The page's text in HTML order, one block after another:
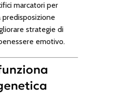
marcatori per
strategie di
emotivo.